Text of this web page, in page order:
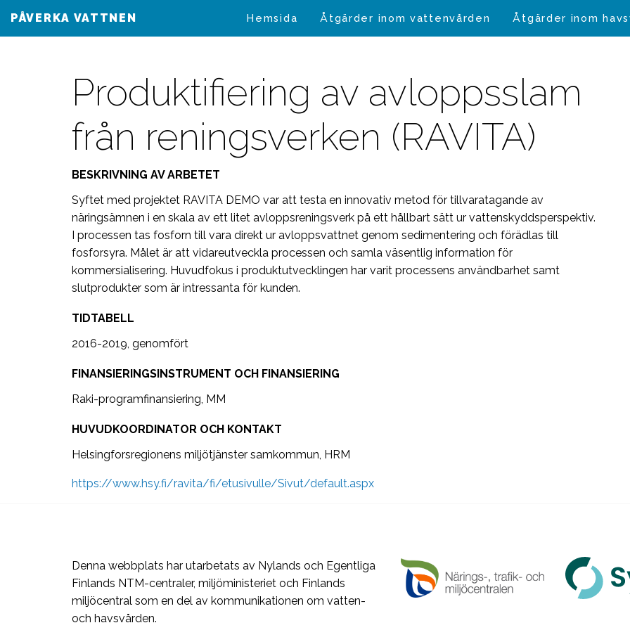
PÅVERKA VATTNEN Hemsida Åtgärder inom vattenvården Åtgärder inom
Produktifiering av avloppsslam
från reningsverken (RAVITA)
BESKRIVNING AV ARBETET
Syftet med projektet RAVITA DEMO var att testa en innovativ metod för tillvaratagande av
näringsämnen i en skala av ett litet avloppsreningsverk på ett hållbart sätt ur vattenskyddsperspektiv.
I processen tas fosforn till vara direkt ur avloppsvattnet genom sedimentering och förädlas till
fosforsyra. Målet är att vidareutveckla processen och samla väsentlig information för
kommersialisering. Huvudfokus i produktutvecklingen har varit processens användbarhet samt
slutprodukter som är intressanta för kunden.
TIDTABELL
2016-2019, genomfört
FINANSIERINGSINSTRUMENT OCH FINANSIERING
Raki-programfinansiering, MM
HUVUDKOORDINATOR OCH KONTAKT
Helsingforsregionens miljötjänster samkommun, HRM
https://www.hsy.fi/ravita/fi/etusivulle/Sivut/default.aspx
Denna webbplats har utarbetats av Nylands och Egentliga
Finlands NTM-centraler, miljöministeriet och Finlands
miljöcentral som en del av kommunikationen om vatten-
och havsvården.